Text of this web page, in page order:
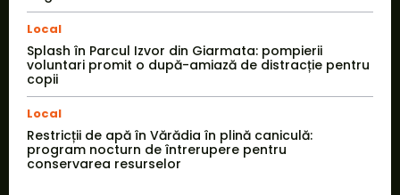
Local
Splash în Parcul Izvor din Giarmata: pompierii
voluntari promit o după-amiază de distracție pentru
copii
Local
Restricții de apă în Vărădia în plină caniculă:
program nocturn de întrerupere pentru
conservarea resurselor